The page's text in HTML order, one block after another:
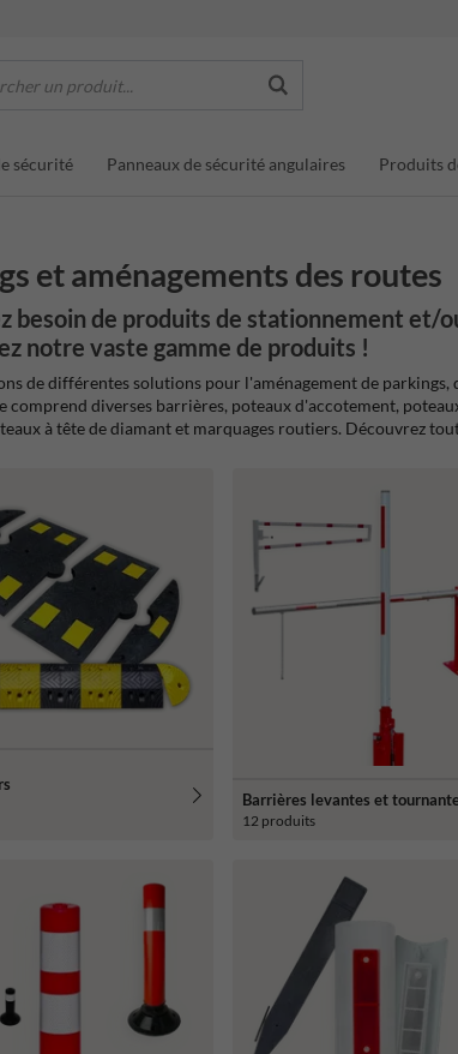
un produit...
sécurité Panneaux de sécurité angulaires Produits
et aménagements des routes
besoin de produits de stationnement et/
notre vaste gamme de produits !
de différentes solutions pour l'aménagement de
comprend diverses barrières, poteaux d'accotement,
à tête de diamant et marquages routiers. Découvrez
Barrières levantes et
12 produits